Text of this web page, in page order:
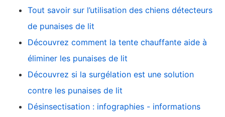
Tout savoir sur l’utilisation des chiens détecteurs
de punaises de lit
Découvrez comment la tente chauffante aide à
éliminer les punaises de lit
Découvrez si la surgélation est une solution
contre les punaises de lit
Désinsectisation : infographies - informations